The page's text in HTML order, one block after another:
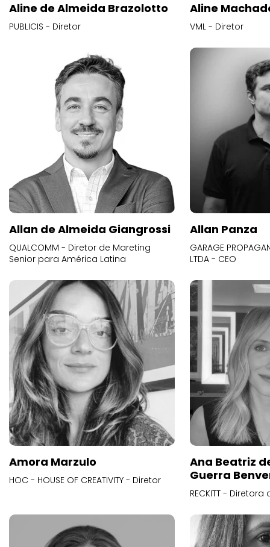
Aline de Almeida Brazolotto
PUBLICIS - Diretor
Aline
VML - Diretor
Allan de Almeida Giangrossi
QUALCOMM - Diretor de Mareting
Senior para América Latina
Allan Panza
GARAGE
LTDA - CEO
Amora Marzulo
HOC - HOUSE OF CREATIVITY - Diretor
Ana Beatriz
Guerra
RECKITT -